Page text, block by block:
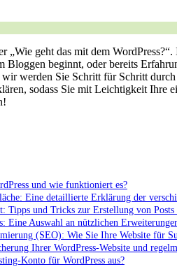
geht das mit dem
Bloggen beginnt, oder bereits
werden Sie Schritt für ⁤Schritt
sodass Sie mit Leichtigkeit Ihre
und wie funktioniert es?
Eine detaillierte Erklärung der‌
Tipps und Tricks zur Erstellung von Posts
Eine Auswahl an nützlichen
(SEO): Wie ‌Sie Ihre ⁤Website für
Ihrer WordPress-Website und
Konto für​ WordPress aus?